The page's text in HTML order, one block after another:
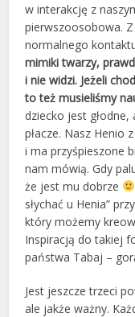
w interakcję z
pierwszoosobowa.
normalnego
mimiki twarzy,
i nie widzi. Jeżeli
to też musieliśmy
dziecko jest
płacze. Nasz Henio
i ma przyśpieszone
nam mówią. Gdy
że jest mu dobrze
słychać u Henia”
który możemy
Inspiracją do takiej
państwa Tabaj –
Jest jeszcze trzeci
ale jakże ważny.